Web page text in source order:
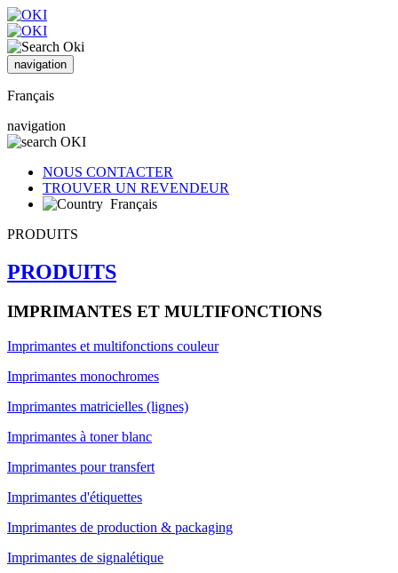
navigation
Français
navigation
NOUS CONTACTER
TROUVER UN REVENDEUR
Français
PRODUITS
PRODUITS
IMPRIMANTES ET MULTIFONCTIONS
Imprimantes et multifonctions couleur
Imprimantes monochromes
Imprimantes matricielles (lignes)
Imprimantes à toner blanc
Imprimantes pour transfert
Imprimantes d'étiquettes
Imprimantes de production & packaging
Imprimantes de signalétique